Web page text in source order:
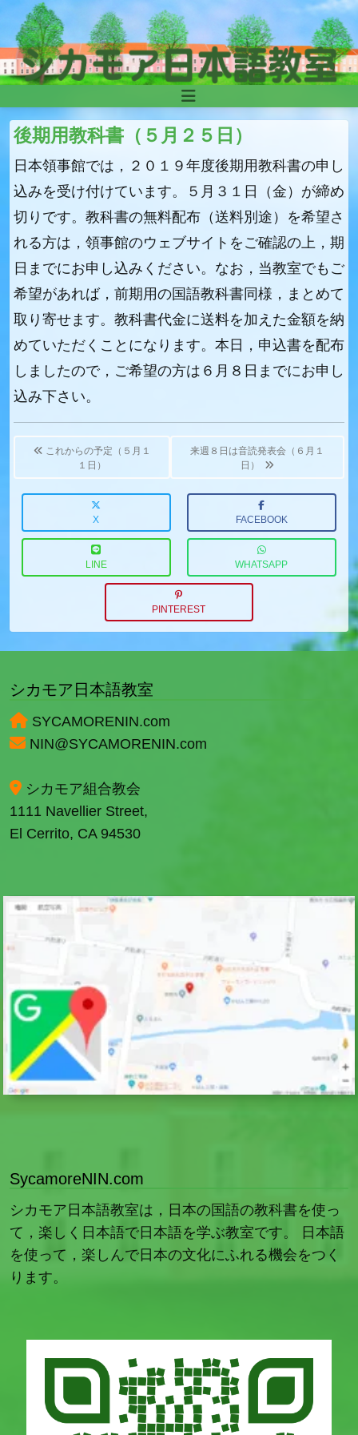
Skip to content
Main
Navigation
後期用教科書（５月２５日）
日本領事館では，２０１９年度後期用教科書の申し
込みを受け付けています。５月３１日（金）が締め
切りです。教科書の無料配布（送料別途）を希望さ
れる方は，領事館のウェブサイトをご確認の上，期
日までにお申し込みください。なお，当教室でもご
希望があれば，前期用の国語教科書同様，まとめて
取り寄せます。教科書代金に送料を加えた金額を納
めていただくことになります。本日，申込書を配布
しましたので，ご希望の方は６月８日までにお申し
込み下さい。
Post
navigation
これからの予定（５月１
１日）
来週８日は音読発表会（６月１
日）
X FACEBOOK
LINE WHATSAPP
PINTEREST
シカモア日本語教室
SYCAMORENIN.com
NIN@SYCAMORENIN.com
シカモア組合教会
1111 Navellier Street,
El Cerrito, CA 94530
SycamoreNIN.com
シカモア日本語教室は，日本の国語の教科書を使っ
て，楽しく日本語で日本語を学ぶ教室です。 日本語
を使って，楽しんで日本の文化にふれる機会をつく
ります。